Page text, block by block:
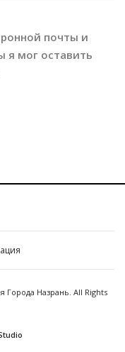
почты и
я мог оставить
Назрань. All Rights